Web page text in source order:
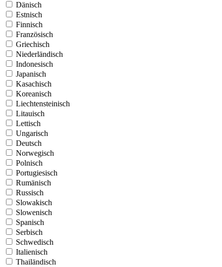
Dänisch
Estnisch
Finnisch
Französisch
Griechisch
Niederländisch
Indonesisch
Japanisch
Kasachisch
Koreanisch
Liechtensteinisch
Litauisch
Lettisch
Ungarisch
Deutsch
Norwegisch
Polnisch
Portugiesisch
Rumänisch
Russisch
Slowakisch
Slowenisch
Spanisch
Serbisch
Schwedisch
Italienisch
Thailändisch